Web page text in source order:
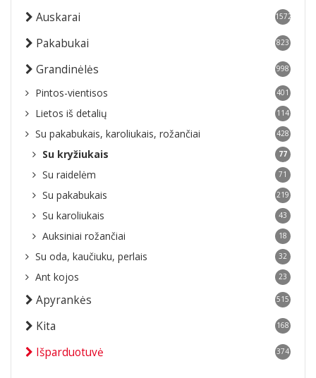
Auskarai 1572
Pakabukai 823
Grandinėlės 998
Pintos-vientisos 401
Lietos iš detalių 114
Su pakabukais, karoliukais, rožančiai 428
Su kryžiukais 77
Su raidelėm 71
Su pakabukais 219
Su karoliukais 43
Auksiniai rožančiai 18
Su oda, kaučiuku, perlais 32
Ant kojos 23
Apyrankės 515
Kita 168
Išparduotuvė 374